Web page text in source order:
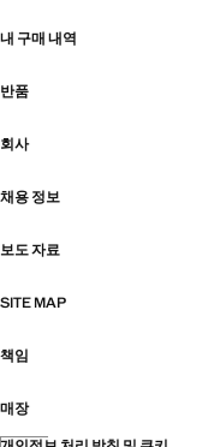
내 구매 내역
반품
회사
채용 정보
보도 자료
SITE MAP
책임
매장